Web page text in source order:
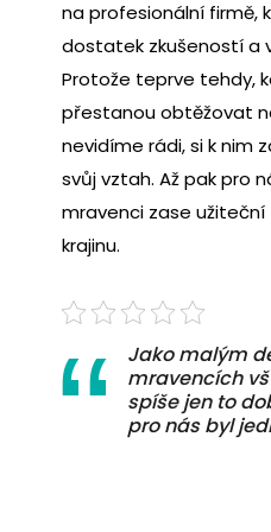
na profesionální firmě,
dostatek zkušeností a
Protože teprve tehdy,
přestanou obtěžovat
nevidíme rádi, si k nim
svůj vztah. Až pak pro
mravenci zase
krajinu.
Jako malým
mravencích
spíše jen to
pro nás byl